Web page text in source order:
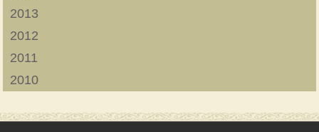
2013
2012
2011
2010